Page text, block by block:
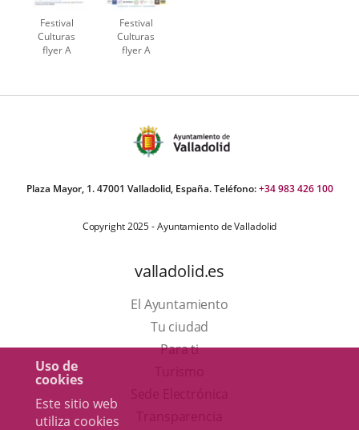
Uso de
cookies
Este sitio web
utiliza cookies
Festival
Culturas
flyer A
Festival
Culturas
flyer A
Plaza Mayor, 1. 47001 Valladolid, España. Teléfono:+34 983 426 100
Copyright 2025 - Ayuntamiento de Valladolid
valladolid.es
El Ayuntamiento
Tu ciudad
Para ti